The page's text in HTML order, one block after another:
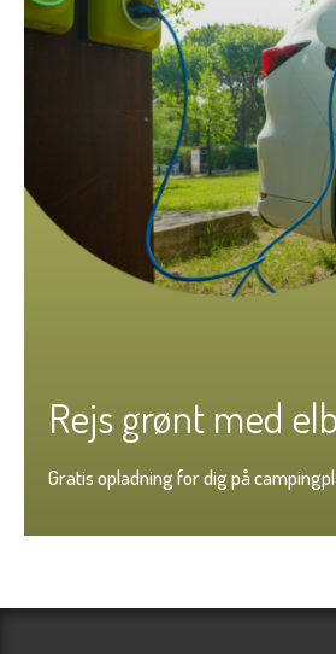
Rejs grønt med
Gratis opladning for dig på